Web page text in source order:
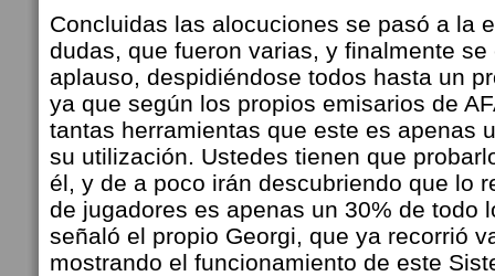
Concluidas las alocuciones se pasó a la
dudas, que fueron varias, y finalmente se
aplauso, despidiéndose todos hasta un
ya que según los propios emisarios de
tantas herramientas que este es apenas
su utilización. Ustedes tienen que
él, y de a poco irán descubriendo que lo
de jugadores es apenas un 30% de todo
señaló el propio Georgi, que ya recorrió
mostrando el funcionamiento de este